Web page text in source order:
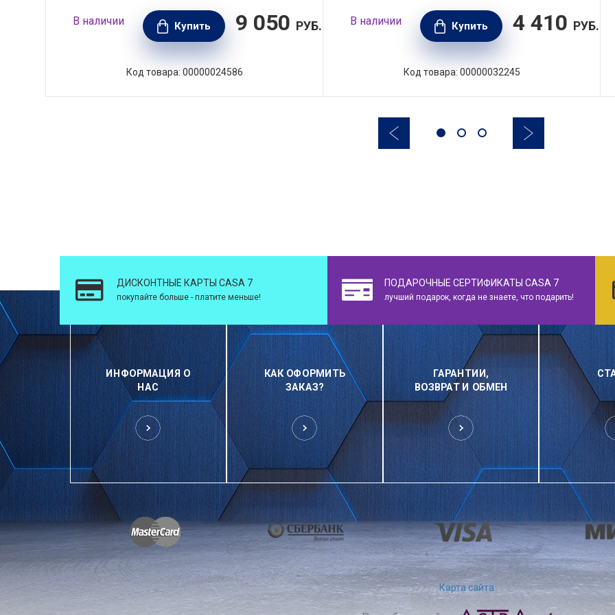
В наличии Купить 9 050 РУБ.
Код товара: 00000024586
В наличии Купить 4 410 РУБ.
Код товара: 00000032245
ДИСКОНТНЫЕ КАРТЫ CASA 7
покупайте больше - платите меньше!
ПОДАРОЧНЫЕ СЕРТИФИКАТЫ CASA 7
лучший подарок, когда не знаете, что подарить!
ИНФОРМАЦИЯ О
НАС
КАК ОФОРМИТЬ
ЗАКАЗ?
ГАРАНТИИ,
ВОЗВРАТ И ОБМЕН
Карта сайта